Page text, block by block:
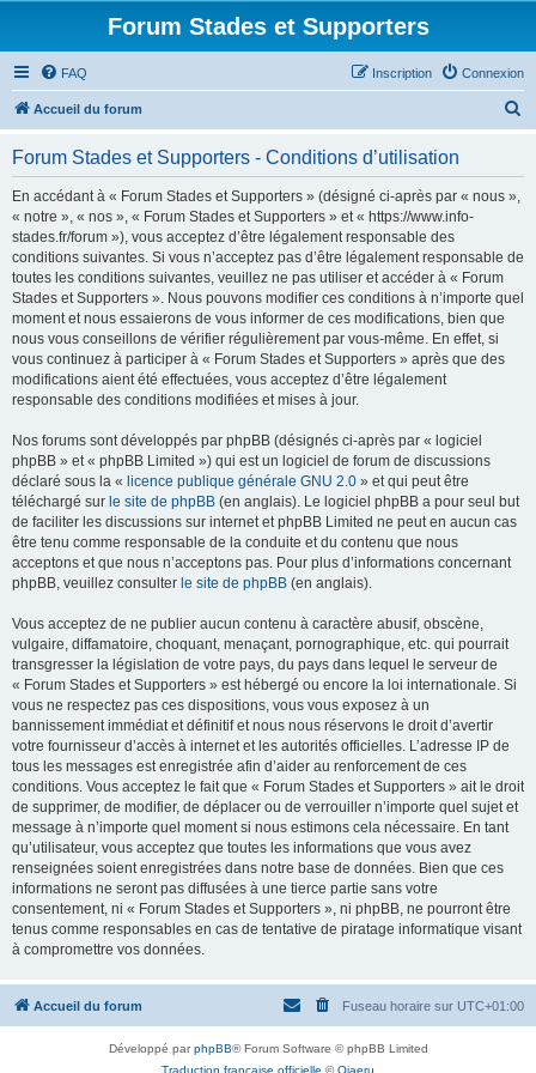
Forum Stades et Supporters
FAQ Connexion
Inscription
Accueil du forum
Forum Stades et Supporters - Conditions d’utilisation
En accédant à « Forum Stades et Supporters » (désigné ci-après par « nous »,
« notre », « nos », « Forum Stades et Supporters » et « https://www.info-
stades.fr/forum »), vous acceptez d’être légalement responsable des
conditions suivantes. Si vous n’acceptez pas d’être légalement responsable de
toutes les conditions suivantes, veuillez ne pas utiliser et accéder à « Forum
Stades et Supporters ». Nous pouvons modifier ces conditions à n’importe quel
moment et nous essaierons de vous informer de ces modifications, bien que
nous vous conseillons de vérifier régulièrement par vous-même. En effet, si
vous continuez à participer à « Forum Stades et Supporters » après que des
modifications aient été effectuées, vous acceptez d’être légalement
responsable des conditions modifiées et mises à jour.
Nos forums sont développés par phpBB (désignés ci-après par « logiciel
phpBB » et « phpBB Limited ») qui est un logiciel de forum de discussions
déclaré sous la « licence publique générale GNU 2.0 » et qui peut être
téléchargé sur le site de phpBB (en anglais). Le logiciel phpBB a pour seul but
de faciliter les discussions sur internet et phpBB Limited ne peut en aucun cas
être tenu comme responsable de la conduite et du contenu que nous
acceptons et que nous n’acceptons pas. Pour plus d’informations concernant
phpBB, veuillez consulter le site de phpBB (en anglais).
Vous acceptez de ne publier aucun contenu à caractère abusif, obscène,
vulgaire, diffamatoire, choquant, menaçant, pornographique, etc. qui pourrait
transgresser la législation de votre pays, du pays dans lequel le serveur de
« Forum Stades et Supporters » est hébergé ou encore la loi internationale. Si
vous ne respectez pas ces dispositions, vous vous exposez à un
bannissement immédiat et définitif et nous nous réservons le droit d’avertir
votre fournisseur d’accès à internet et les autorités officielles. L’adresse IP de
tous les messages est enregistrée afin d’aider au renforcement de ces
conditions. Vous acceptez le fait que « Forum Stades et Supporters » ait le droit
de supprimer, de modifier, de déplacer ou de verrouiller n’importe quel sujet et
message à n’importe quel moment si nous estimons cela nécessaire. En tant
qu’utilisateur, vous acceptez que toutes les informations que vous avez
renseignées soient enregistrées dans notre base de données. Bien que ces
informations ne seront pas diffusées à une tierce partie sans votre
consentement, ni « Forum Stades et Supporters », ni phpBB, ne pourront être
tenus comme responsables en cas de tentative de piratage informatique visant
à compromettre vos données.
Accueil du forum Fuseau horaire sur UTC+01:00
Développé parphpBB® Forum Software © phpBB Limited
Traduction française officielle ©Qiaeru